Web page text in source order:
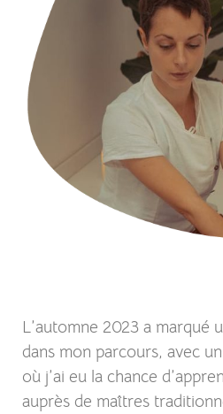
L’automne 2023 a marqué
dans mon parcours, avec
où j’ai eu la chance
auprès de maîtres